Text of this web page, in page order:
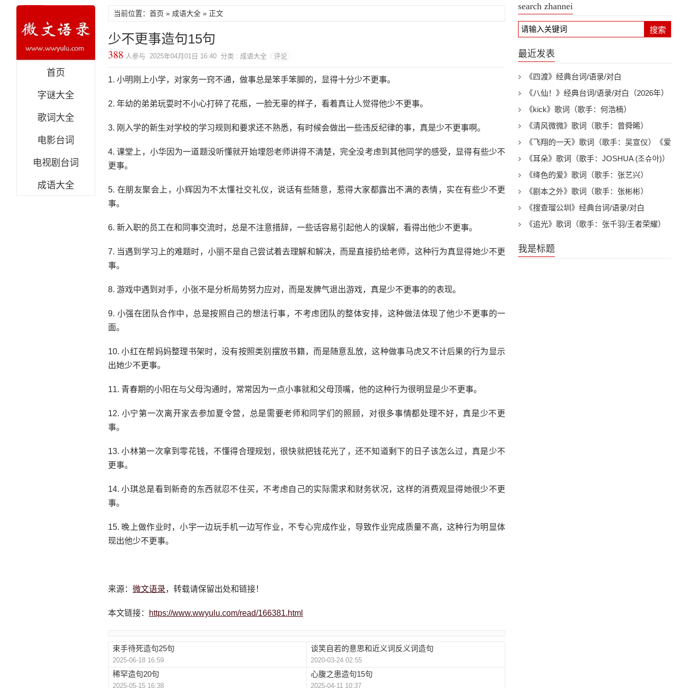
首页
字谜大全
歌词大全
电影台词
电视剧台词
成语大全
当前位置：首页 » 成语大全 » 正文
少不更事造句15句
388 人参与 2025年04月01日 16:40 分类 : 成语大全 评论
1. 小明刚上小学，对家务一窍不通，做事总是笨手笨脚的，显得十分少不更事。
2. 年幼的弟弟玩耍时不小心打碎了花瓶，一脸无辜的样子，看着真让人觉得他少不更事。
3. 刚入学的新生对学校的学习规则和要求还不熟悉，有时候会做出一些违反纪律的事，真是少不更事啊。
4. 课堂上，小华因为一道题没听懂就开始埋怨老师讲得不清楚，完全没考虑到其他同学的感受，显得有些少不
更事。
5. 在朋友聚会上，小辉因为不太懂社交礼仪，说话有些随意，惹得大家都露出不满的表情，实在有些少不更
事。
6. 新入职的员工在和同事交流时，总是不注意措辞，一些话容易引起他人的误解，看得出他少不更事。
7. 当遇到学习上的难题时，小丽不是自己尝试着去理解和解决，而是直接扔给老师，这种行为真显得她少不更
事。
8. 游戏中遇到对手，小张不是分析局势努力应对，而是发脾气退出游戏，真是少不更事的的表现。
9. 小强在团队合作中，总是按照自己的想法行事，不考虑团队的整体安排，这种做法体现了他少不更事的一
面。
10. 小红在帮妈妈整理书架时，没有按照类别摆放书籍，而是随意乱放，这种做事马虎又不计后果的行为显示
出她少不更事。
11. 青春期的小阳在与父母沟通时，常常因为一点小事就和父母顶嘴，他的这种行为很明显是少不更事。
12. 小宁第一次离开家去参加夏令营，总是需要老师和同学们的照顾，对很多事情都处理不好，真是少不更
事。
13. 小林第一次拿到零花钱，不懂得合理规划，很快就把钱花光了，还不知道剩下的日子该怎么过，真是少不
更事。
14. 小琪总是看到新奇的东西就忍不住买，不考虑自己的实际需求和财务状况，这样的消费观显得她很少不更
事。
15. 晚上做作业时，小宇一边玩手机一边写作业，不专心完成作业，导致作业完成质量不高，这种行为明显体
现出他少不更事。
来源： 微文语录，转载请保留出处和链接！
本文链接： https://www.wwyulu.com/read/166381.html
束手待死造句25句
2025-06-18 16:59
谈笑自若的意思和近义词反义词造句
2020-03-24 02:55
稀罕造句20句
2025-05-15 16:38
心腹之患造句15句
2025-04-11 10:37
search zhannei
搜索
最近发表
《四渡》经典台词/语录/对白
《八仙！》经典台词/语录/对白（2026年）
《kick》歌词（歌手：何浩楠）
《清风微微》歌词（歌手：曾舜晞）
《飞翔的一天》歌词（歌手：吴宣仪）《爱
上另一个我》电视剧插曲
《耳朵》歌词（歌手：JOSHUA (조슈아)）
《绛色的爱》歌词（歌手：张艺兴）
《剧本之外》歌词（歌手：张彬彬）
《搜查瑠公圳》经典台词/语录/对白
《追光》歌词（歌手：张千羽/王者荣耀）
我是标题